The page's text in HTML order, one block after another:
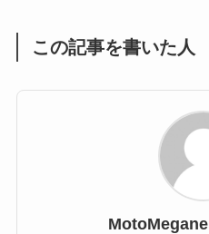
この記事を書いた人